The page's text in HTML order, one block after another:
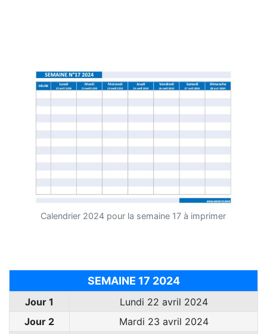
Calendrier 2024 pour la semaine 17 à imprimer
SEMAINE 17 2024
Jour 1
Lundi 22 avril 2024
Jour 2
Mardi 23 avril 2024